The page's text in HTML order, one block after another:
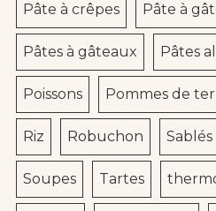
Pâte à crêpes Pâte à
Pâtes à gâteaux Pâtes
Poissons Pommes de
Riz Robuchon Sablés
Soupes Tartes